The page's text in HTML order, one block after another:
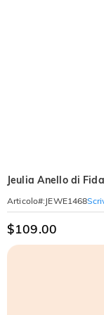
Jeulia Anello di
Articolo#: JEWE1468
$109.00